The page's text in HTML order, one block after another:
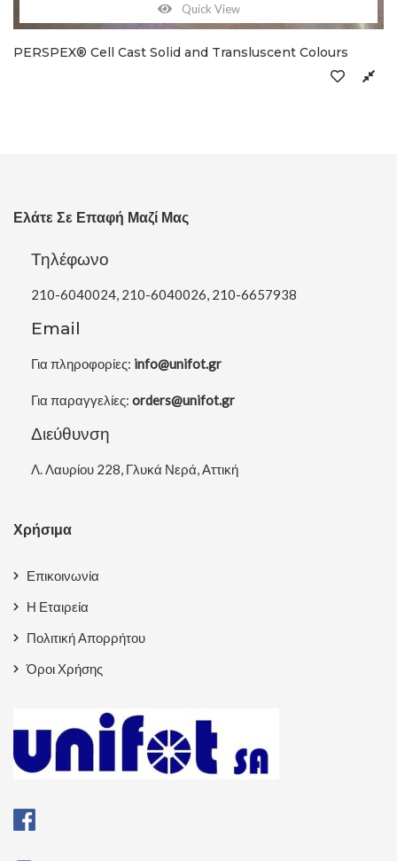
Quick View
PERSPEX® Cell Cast Solid and Transluscent Colours
Ελάτε Σε Επαφή Μαζί Μας
Τηλέφωνο
210-6040024, 210-6040026, 210-6657938
Email
Για πληροφορίες: info@unifot.gr
Για παραγγελίες: orders@unifot.gr
Διεύθυνση
Λ. Λαυρίου 228, Γλυκά Νερά, Αττική
Χρήσιμα
Επικοινωνία
Η Εταιρεία
Πολιτική Απορρήτου
Όροι Χρήσης